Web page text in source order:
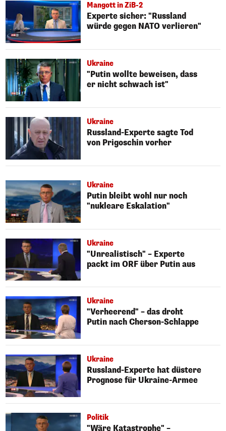
Mangott in ZiB-2
Experte sicher: "Russland
würde gegen NATO verlieren"
Ukraine
"Putin wollte beweisen, dass
er nicht schwach ist"
Ukraine
Russland-Experte sagte Tod
von Prigoschin vorher
Ukraine
Putin bleibt wohl nur noch
"nukleare Eskalation"
Ukraine
"Unrealistisch" – Experte
packt im ORF über Putin aus
Ukraine
"Verheerend" – das droht
Putin nach Cherson-Schlappe
Ukraine
Russland-Experte hat düstere
Prognose für Ukraine-Armee
Politik
"Wäre Katastrophe" –